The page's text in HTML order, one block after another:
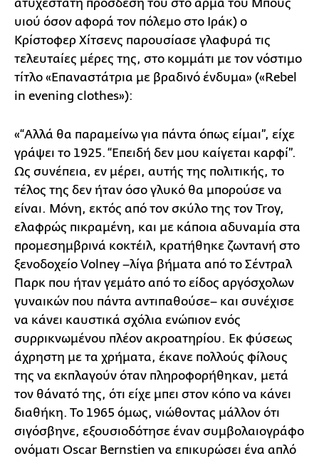
ατυχέστατη πρόσδεσή του στο άρμα του Μπους
υιού όσον αφορά τον πόλεμο στο Ιράκ) ο
Κρίστοφερ Χίτσενς παρουσίασε γλαφυρά τις
τελευταίες μέρες της, στο κομμάτι με τον νόστιμο
τίτλο «Επαναστάτρια με βραδινό ένδυμα» («Rebel
in evening clothes»):
«“Αλλά θα παραμείνω για πάντα όπως είμαι”, είχε
γράψει το 1925. “Επειδή δεν μου καίγεται καρφί”.
Ως συνέπεια, εν μέρει, αυτής της πολιτικής, το
τέλος της δεν ήταν όσο γλυκό θα μπορούσε να
είναι. Μόνη, εκτός από τον σκύλο της τον Troy,
ελαφρώς πικραμένη, και με κάποια αδυναμία στα
προμεσημβρινά κοκτέιλ, κρατήθηκε ζωντανή στο
ξενοδοχείο Volney –λίγα βήματα από το Σέντραλ
Παρκ που ήταν γεμάτο από το είδος αργόσχολων
γυναικών που πάντα αντιπαθούσε– και συνέχισε
να κάνει καυστικά σχόλια ενώπιον ενός
συρρικνωμένου πλέον ακροατηρίου. Εκ φύσεως
άχρηστη με τα χρήματα, έκανε πολλούς φίλους
της να εκπλαγούν όταν πληροφορήθηκαν, μετά
τον θάνατό της, ότι είχε μπει στον κόπο να κάνει
διαθήκη. Το 1965 όμως, νιώθοντας μάλλον ότι
σιγόσβηνε, εξουσιοδότησε έναν συμβολαιογράφο
ονόματι Oscar Bernstien να επικυρώσει ένα απλό